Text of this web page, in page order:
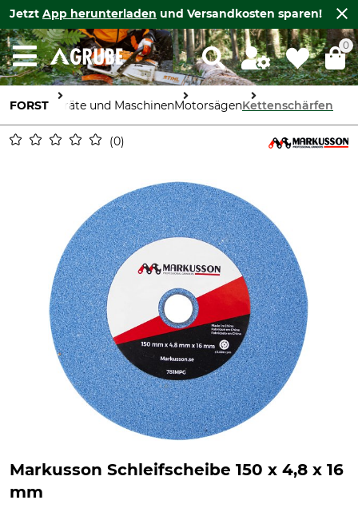
Jetzt App herunterladen und Versandkosten sparen!
0
FORST Geräte und MaschinenMotorsägenKettenschärfen
0
Markusson Schleifscheibe 150 x 4,8 x 16
mm